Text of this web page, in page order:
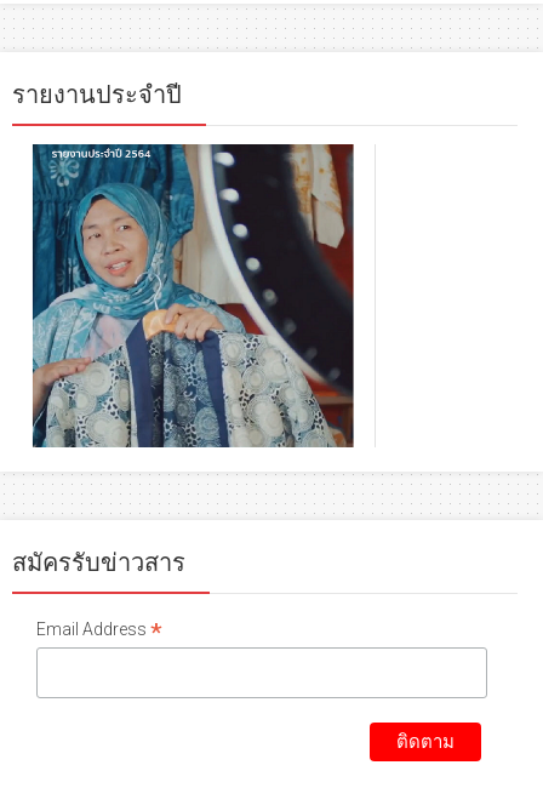
รายงานประจำปี
สมัครรับข่าวสาร
Email Address *